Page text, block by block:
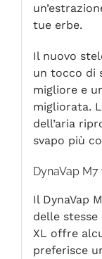
tue erbe.
Il nuovo
un tocco di
migliore e
migliorata.
dell’aria
svapo più
DynaVap
Il DynaVap
delle
XL offre
preferisce